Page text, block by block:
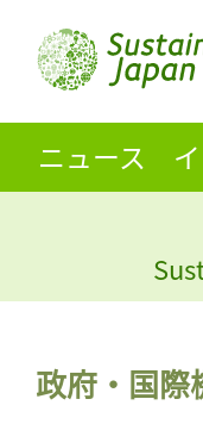
ニュース
政府・国際